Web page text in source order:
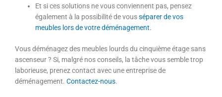
Et si ces solutions ne vous conviennent pas, pensez
également à la possibilité de vousséparer de vos
meubles lors de votre déménagement.
Vous déménagez des meubles lourds du cinquième étage sans
ascenseur ? Si, malgré nos conseils, la tâche vous semble trop
laborieuse, prenez contact avec une entreprise de
déménagement. Contactez-nous.